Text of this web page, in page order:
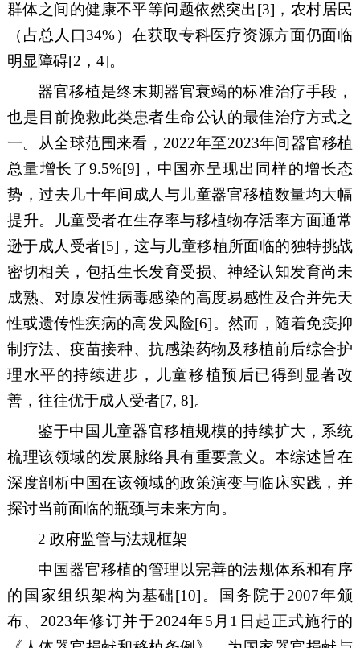
群体之间的健康不平等问题依然突出 [3] ，农村居民
（占总人口34%）在获取专科医疗资源方面仍面临
明显障碍[2 ， 4]。
器官移植是终末期器官衰竭的标准治疗手段，
也是目前挽救此类患者生命公认的最佳治疗方式之
一。从全球范围来看，2022年至2023年间器官移植
总量增长了9.5%[9] ，中国亦呈现出同样的增长态
势，过去几十年间成人与儿童器官移植数量均大幅
提升。儿童受者在生存率与移植物存活率方面通常
逊于成人受者[5] ，这与儿童移植所面临的独特挑战
密切相关，包括生长发育受损、神经认知发育尚未
成熟、对原发性病毒感染的高度易感性及合并先天
性或遗传性疾病的高发风险[6]。然而，随着免疫抑
制疗法、疫苗接种、抗感染药物及移植前后综合护
理水平的持续进步，儿童移植预后已得到显著改
善，往往优于成人受者[7, 8]。
鉴于中国儿童器官移植规模的持续扩大，系统
梳理该领域的发展脉络具有重要意义。本综述旨在
深度剖析中国在该领域的政策演变与临床实践，并
探讨当前面临的瓶颈与未来方向。
2政府监管与法规框架
中国器官移植的管理以完善的法规体系和有序
的国家组织架构为基础[10] 。 国务院于2007年颁
布、 2023年修订并于2024年5 月 1 日起正式施行的